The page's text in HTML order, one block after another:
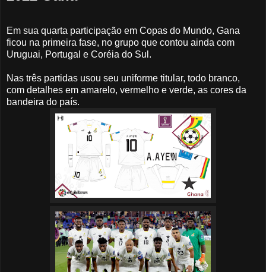
Em sua quarta participação em Copas do Mundo, Gana
ficou na primeira fase, no grupo que contou ainda com
Uruguai, Portugal e Coréia do Sul.
Nas três partidas usou seu uniforme titular, todo branco,
com detalhes em amarelo, vermelho e verde, as cores da
bandeira do país.